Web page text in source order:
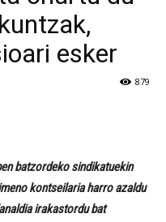
esker
879
batzordeko sindikatuekin
kontseilaria harro azaldu
irakastordu bat